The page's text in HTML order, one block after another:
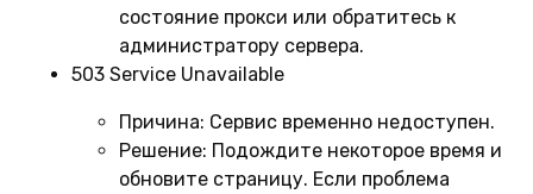
состояние прокси или обратитесь к
администратору сервера.
503 Service Unavailable
Причина: Сервис временно недоступен.
Решение: Подождите некоторое время и
обновите страницу. Если проблема